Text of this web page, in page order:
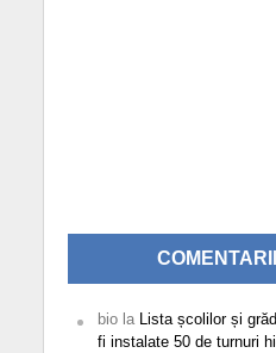
biola Lista școlilor și
fi instalate 50 de turnuri